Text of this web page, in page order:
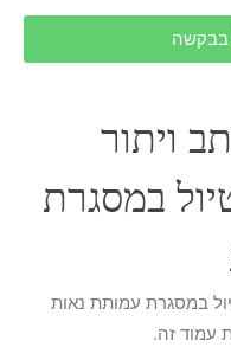
בבקשה
ויתור
במסגרת
במסגרת עמותת נאות
עמוד זה.